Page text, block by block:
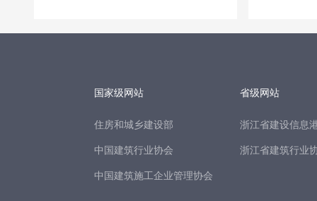
国家级网站
住房和城乡建设部
中国建筑行业协会
中国建筑施工企业管理协会
省级网站
浙江省建设信息
浙江省建筑行业